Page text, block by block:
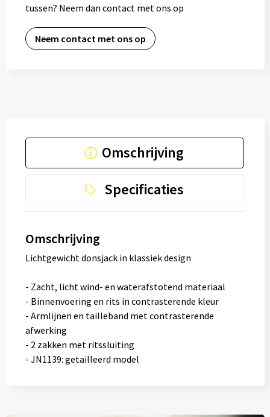
tussen? Neem dan contact met ons op
Neem contact met ons op
Omschrijving
Specificaties
Omschrijving
Lichtgewicht donsjack in klassiek design
- Zacht, licht wind- en waterafstotend materiaal
- Binnenvoering en rits in contrasterende kleur
- Armlijnen en tailleband met contrasterende
afwerking
- 2 zakken met ritssluiting
- JN1139: getailleerd model